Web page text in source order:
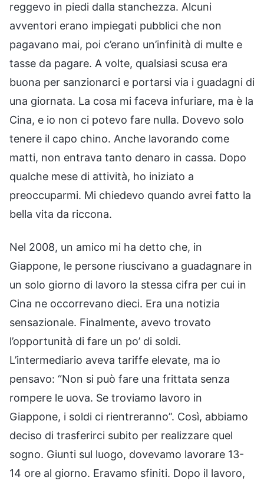
reggevo in piedi dalla stanchezza. Alcuni
avventori erano impiegati pubblici che non
pagavano mai, poi c’erano un’infinità di multe e
tasse da pagare. A volte, qualsiasi scusa era
buona per sanzionarci e portarsi via i guadagni di
una giornata. La cosa mi faceva infuriare, ma è la
Cina, e io non ci potevo fare nulla. Dovevo solo
tenere il capo chino. Anche lavorando come
matti, non entrava tanto denaro in cassa. Dopo
qualche mese di attività, ho iniziato a
preoccuparmi. Mi chiedevo quando avrei fatto la
bella vita da riccona.
Nel 2008, un amico mi ha detto che, in
Giappone, le persone riuscivano a guadagnare in
un solo giorno di lavoro la stessa cifra per cui in
Cina ne occorrevano dieci. Era una notizia
sensazionale. Finalmente, avevo trovato
l’opportunità di fare un po’ di soldi.
L’intermediario aveva tariffe elevate, ma io
pensavo: “Non si può fare una frittata senza
rompere le uova. Se troviamo lavoro in
Giappone, i soldi ci rientreranno”. Così, abbiamo
deciso di trasferirci subito per realizzare quel
sogno. Giunti sul luogo, dovevamo lavorare 13-
14 ore al giorno. Eravamo sfiniti. Dopo il lavoro,